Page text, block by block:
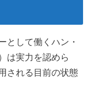
として働くハン・
は実力を認めら
される目前の状態